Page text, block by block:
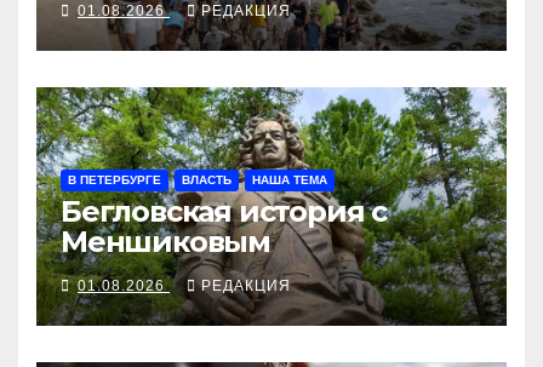
01.08.2026 РЕДАКЦИЯ
В ПЕТЕРБУРГЕ ВЛАСТЬ НАША ТЕМА
Бегловская история с
Меншиковым
01.08.2026 РЕДАКЦИЯ